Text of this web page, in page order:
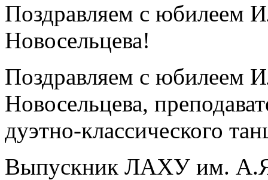
Поздравляем с юбилеем
Новосельцева!
Поздравляем с юбилеем
Новосельцева,
дуэтно-классического
Выпускник ЛАХУ им.